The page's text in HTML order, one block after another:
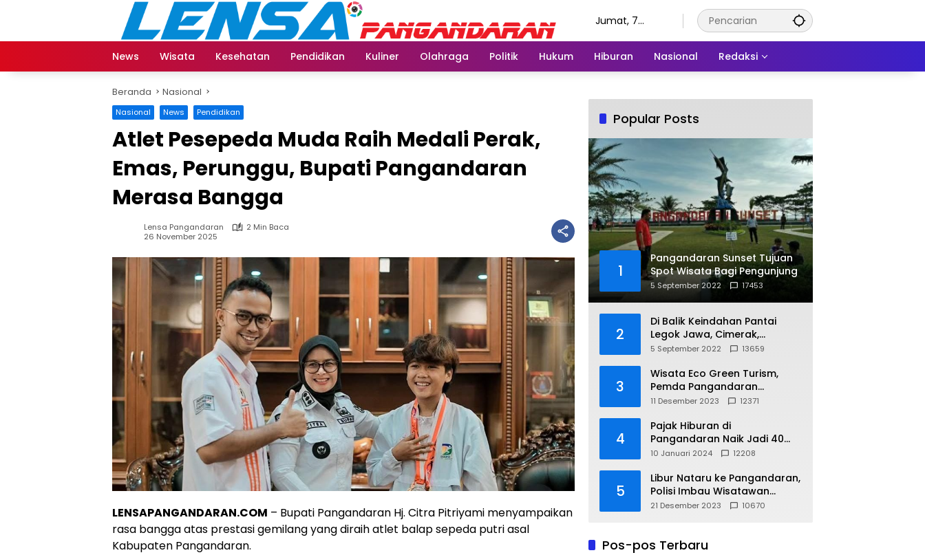
Jumat, 7
News
Wisata Kesehatan Pendidikan Kuliner Olahraga Politik Hukum Hiburan Nasional Redaksi
Beranda Nasional
Nasional News Pendidikan
Atlet Pesepeda Muda Raih Medali Perak,
Emas, Perunggu, Bupati Pangandaran
Merasa Bangga
Lensa Pangandaran
2 Min Baca
26 November 2025
LENSAPANGANDARAN.COM – Bupati Pangandaran Hj. Citra Pitriyami menyampaikan
rasa bangga atas prestasi gemilang yang diraih atlet balap sepeda putri asal
Kabupaten Pangandaran.
Popular Posts
1
Pangandaran Sunset Tujuan
Spot Wisata Bagi Pengunjung
5 September 2022 17453
2
Di Balik Keindahan Pantai
Legok Jawa, Cimerak,
Pangandaran
5 September 2022 13659
3
Wisata Eco Green Turism,
Pemda Pangandaran
Gandeng PLN
11 Desember 2023 12371
4
Pajak Hiburan di
Pangandaran Naik Jadi 40
Persen
10 Januari 2024 12208
5
Libur Nataru ke Pangandaran,
Polisi Imbau Wisatawan
Gunakan Jalur Arteri
21 Desember 2023 10670
Pos-pos Terbaru